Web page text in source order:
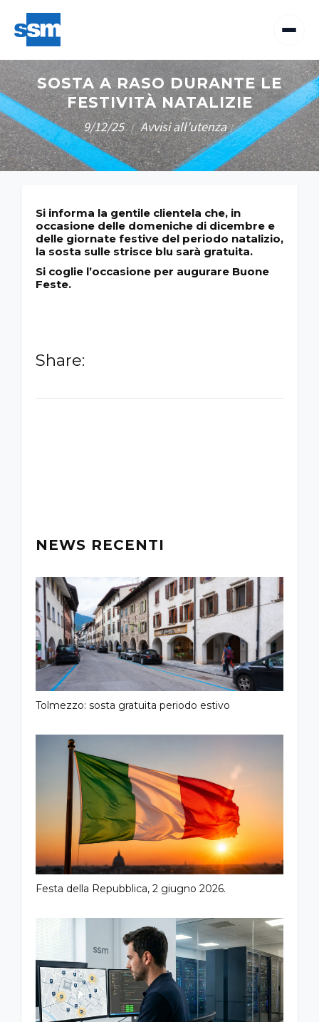
SOSTA A RASO DURANTE LE
FESTIVITÀ NATALIZIE
9/12/25 / Avvisi all'utenza /
Si informa la gentile clientela che, in
occasione delle domeniche di dicembre e
delle giornate festive del periodo natalizio,
la sosta sulle strisce blu sarà gratuita.
Si coglie l’occasione per augurare Buone
Feste.
Share:
NEWS RECENTI
Tolmezzo: sosta gratuita periodo estivo
Festa della Repubblica, 2 giugno 2026.